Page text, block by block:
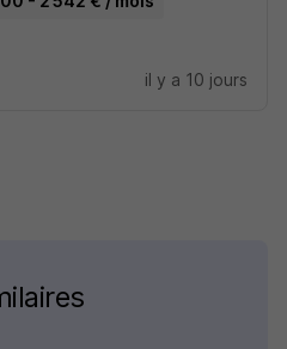
il y a 10 jours